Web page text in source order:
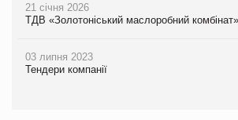
21 січня 2026
ТДВ «Золотоніський маслоробний комбінат»
03 липня 2023
Тендери компанії